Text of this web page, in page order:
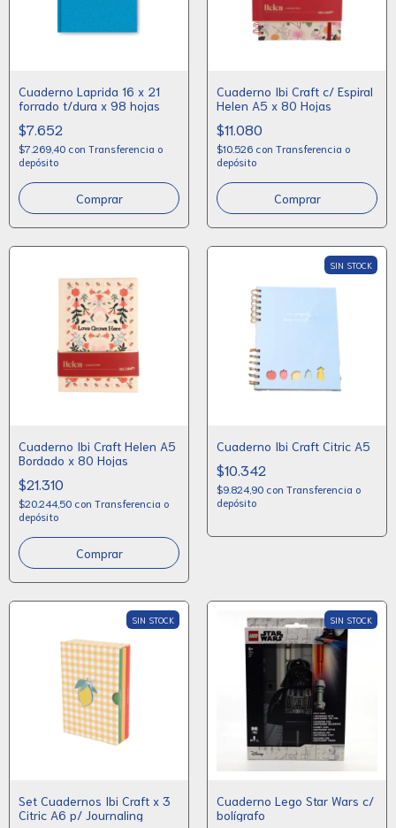
Cuaderno Laprida 16 x 21
forrado t/dura x 98 hojas
$7.652
$7.269,40 con Transferencia o
depósito
Comprar
Cuaderno Ibi Craft c/ Espiral
Helen A5 x 80 Hojas
$11.080
$10.526 con Transferencia o
depósito
Cuaderno Ibi Craft Helen A5
Bordado x 80 Hojas
$21.310
$20.244,50 con Transferencia o
depósito
SIN STOCK
Cuaderno Ibi Craft Citric A5
$10.342
$9.824,90 con Transferencia o
depósito
SIN STOCK
Set Cuadernos Ibi Craft x 3
Citric A6 p/ Journaling
SIN STOCK
Cuaderno Lego Star Wars c/
bolígrafo